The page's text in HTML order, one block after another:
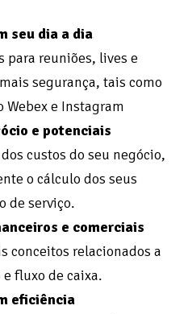
seu dia a dia
para reuniões, lives e
segurança, tais como
Webex e Instagram
e potenciais
custos do seu negócio,
o cálculo dos seus
de serviço.
e comerciais
conceitos relacionados a
fluxo de caixa.
eficiência